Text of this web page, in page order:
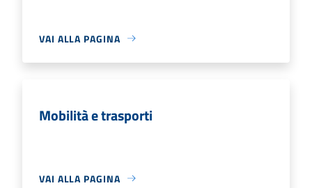
VAI ALLA PAGINA
Mobilità e trasporti
VAI ALLA PAGINA